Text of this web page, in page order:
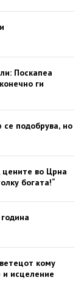
Поскапеа
ги
се подобрува, но
во Црна
богата!“
кому
и исцеление